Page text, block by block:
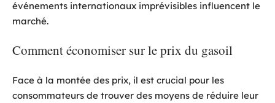
événements internationaux imprévisibles influencent le
marché.
Comment économiser sur le prix du gasoil
Face à la montée des prix, il est crucial pour les
consommateurs de trouver des moyens de réduire leur